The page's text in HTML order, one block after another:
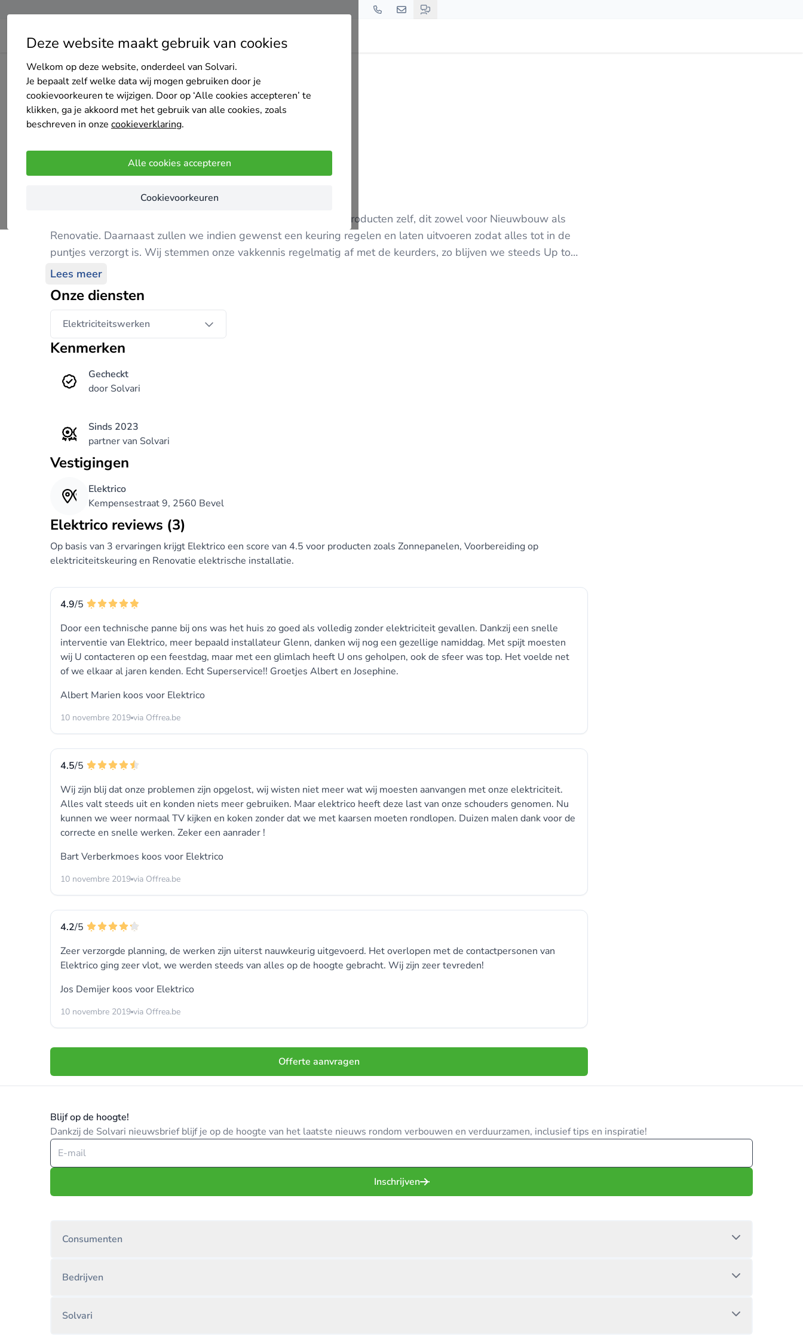
Deze website maakt gebruik van cookies
Welkom op deze website, onderdeel van Solvari.
Je bepaalt zelf welke data wij mogen gebruiken door je
cookievoorkeuren te wijzigen. Door op ‘Alle cookies accepteren’ te
klikken, ga je akkoord met het gebruik van alle cookies, zoals
beschreven in onze cookieverklaring.
Alle cookies accepteren
Cookievoorkeuren
Home Bedrijven overzicht Elektrico
4.5/5
(3 reviews)
Elektrico doet het totaalpakket. Wij leveren & plaatsen onze producten zelf, dit zowel voor Nieuwbouw als
Renovatie. Daarnaast zullen we indien gewenst een keuring regelen en laten uitvoeren zodat alles tot in de
puntjes verzorgt is. Wij stemmen onze vakkennis regelmatig af met de keurders, zo blijven we steeds Up to
date en staan we nooit voor een voldomme feit. Wij zijn dus steeds op de hoogte van de laatste voorschriften
zodat ook Uw elektrische installatie steeds aan de meest recente veiligheidsvoorschriften en normen voldoet.
We kunnen U gerust stellen dat U Hier zeker bent van een goede kwaliteitsgarantie op veiligheid en een
uiterst duurzaam resultaat!
Lees meer
Onze diensten
Elektriciteitswerken
Kenmerken
Gecheckt
door Solvari
Sinds 2023
partner van Solvari
Vestigingen
Elektrico
Kempensestraat 9, 2560 Bevel
Elektrico reviews (3)
Op basis van 3 ervaringen krijgt Elektrico een score van 4.5 voor producten zoals Zonnepanelen, Voorbereiding op
elektriciteitskeuring en Renovatie elektrische installatie.
4.9/5
Door een technische panne bij ons was het huis zo goed als volledig zonder elektriciteit gevallen. Dankzij een snelle
interventie van Elektrico, meer bepaald installateur Glenn, danken wij nog een gezellige namiddag. Met spijt moesten
wij U contacteren op een feestdag, maar met een glimlach heeft U ons geholpen, ook de sfeer was top. Het voelde net
of we elkaar al jaren kenden. Echt Superservice!! Groetjes Albert en Josephine.
Albert Marien koos voor Elektrico
10 novembre 2019 via Offrea.be
4.5/5
Wij zijn blij dat onze problemen zijn opgelost, wij wisten niet meer wat wij moesten aanvangen met onze elektriciteit.
Alles valt steeds uit en konden niets meer gebruiken. Maar elektrico heeft deze last van onze schouders genomen. Nu
kunnen we weer normaal TV kijken en koken zonder dat we met kaarsen moeten rondlopen. Duizen malen dank voor de
correcte en snelle werken. Zeker een aanrader !
Bart Verberkmoes koos voor Elektrico
10 novembre 2019 via Offrea.be
4.2/5
Zeer verzorgde planning, de werken zijn uiterst nauwkeurig uitgevoerd. Het overlopen met de contactpersonen van
Elektrico ging zeer vlot, we werden steeds van alles op de hoogte gebracht. Wij zijn zeer tevreden!
Jos Demijer koos voor Elektrico
10 novembre 2019 via Offrea.be
Offerte aanvragen
Blijf op de hoogte!
Dankzij de Solvari nieuwsbrief blijf je op de hoogte van het laatste nieuws rondom verbouwen en verduurzamen, inclusief tips en inspiratie!
Inschrijven
Consumenten
Bedrijven
Solvari